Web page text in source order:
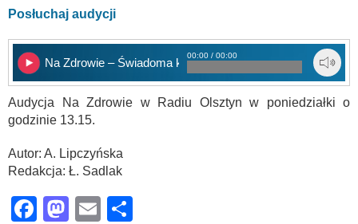
Posłuchaj audycji
Na Zdrowie – Świadoma kosmetologia
00:00 / 00:00
Audycja Na Zdrowie w Radiu Olsztyn w poniedziałki o
godzinie 13.15.
Autor: A. Lipczyńska
Redakcja: Ł. Sadlak
Facebook
Mastodon
Email